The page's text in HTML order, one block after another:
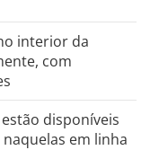
interior da
com
disponíveis
em linha